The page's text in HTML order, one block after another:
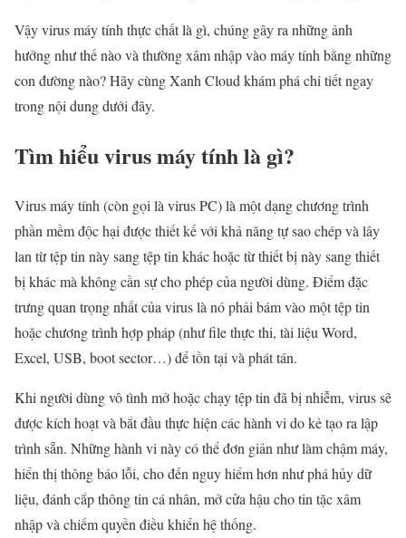
Vậy virus máy tính thực chất là gì, chúng gây ra những ảnh
hưởng như thế nào và thường xâm nhập vào máy tính bằng những
con đường nào? Hãy cùng Xanh Cloud khám phá chi tiết ngay
trong nội dung dưới đây.
Tìm hiểu virus máy tính là gì?
Virus máy tính (còn gọi là virus PC) là một dạng chương trình
phần mềm độc hại được thiết kế với khả năng tự sao chép và lây
lan từ tệp tin này sang tệp tin khác hoặc từ thiết bị này sang thiết
bị khác mà không cần sự cho phép của người dùng. Điểm đặc
trưng quan trọng nhất của virus là nó phải bám vào một tệp tin
hoặc chương trình hợp pháp (như file thực thi, tài liệu Word,
Excel, USB, boot sector…) để tồn tại và phát tán.
Khi người dùng vô tình mở hoặc chạy tệp tin đã bị nhiễm, virus sẽ
được kích hoạt và bắt đầu thực hiện các hành vi do kẻ tạo ra lập
trình sẵn. Những hành vi này có thể đơn giản như làm chậm máy,
hiển thị thông báo lỗi, cho đến nguy hiểm hơn như phá hủy dữ
liệu, đánh cắp thông tin cá nhân, mở cửa hậu cho tin tặc xâm
nhập và chiếm quyền điều khiển hệ thống.